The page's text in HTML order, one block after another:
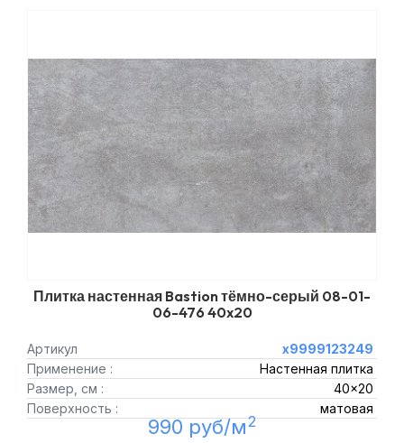
Плитка настенная Bastion тёмно-серый 08-01-
06-476 40x20
Артикул
х9999123249
Применение :
Настенная плитка
Размер, см :
40x20
Поверхность :
матовая
990 руб/м2